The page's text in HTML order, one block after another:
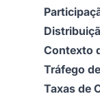
Contexto
Tráfego
Taxas de